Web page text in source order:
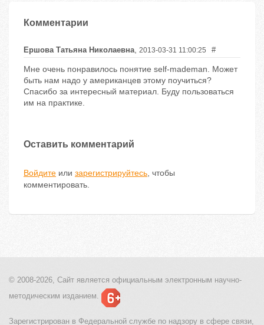
Комментарии
Ершова Татьяна Николаевна, 2013-03-31 11:00:25 #
Мне очень понравилось понятие self-mademan. Может
быть нам надо у американцев этому поучиться?
Спасибо за интересный материал. Буду пользоваться
им на практике.
Оставить комментарий
Войдите или зарегистрируйтесь, чтобы
комментировать.
© 2008-2026, Сайт является официальным электронным научно-
методическим изданием.
Зарегистрирован в Федеральной службе по надзору в сфере связи,